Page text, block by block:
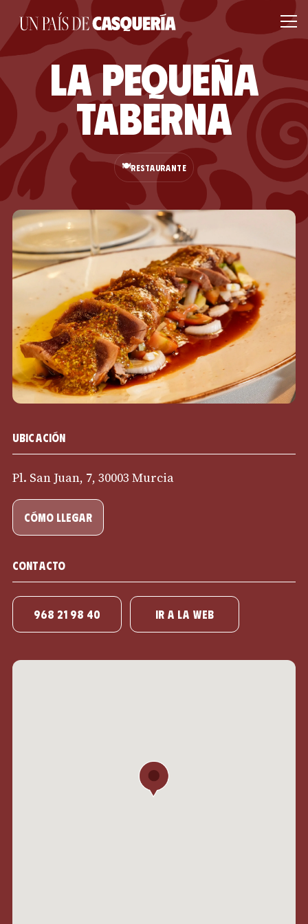
La Pequeña
taberna
🍽️RESTAURANTE
Ubicación
Pl. San Juan, 7, 30003 Murcia
cómo llegar
Contacto
968 21 98 40 IR A LA WEB